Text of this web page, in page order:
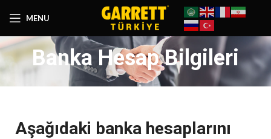
MENU
Banka Hesap Bilgileri
Aşağıdaki banka hesaplarını